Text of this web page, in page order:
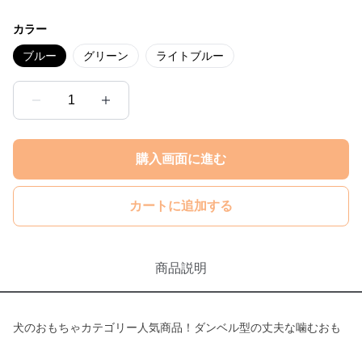
カラー
ブルー グリーン ライトブルー
1
購入画面に進む
カートに追加する
商品説明
犬のおもちゃカテゴリー人気商品！ダンベル型の丈夫な噛むおも